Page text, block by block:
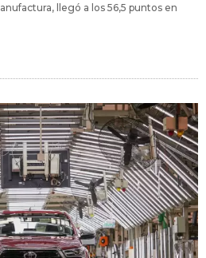
llegó a los 56,5 puntos en